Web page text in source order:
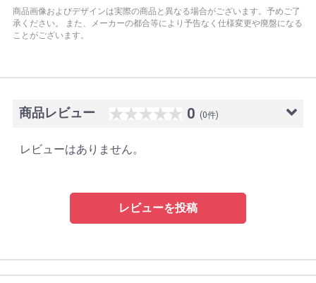
商品画像およびデザインは実際の商品と異なる場合がございます。予めご了
承ください。
また、メーカーの都合等により予告なく仕様変更や廃盤になる
ことがございます。
商品レビュー 0 (0件)
レビューはありません。
レビューを投稿